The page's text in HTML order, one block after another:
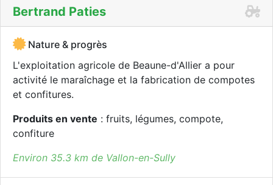
Bertrand Paties
Nature & progrès
L'exploitation agricole de Beaune-d'Allier a pour
activité le maraîchage et la fabrication de compotes
et confitures.
Produits en vente : fruits, légumes, compote,
confiture
Environ 35.3 km de Vallon-en-Sully